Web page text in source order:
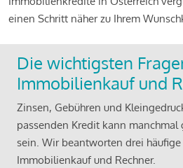
einen Schritt näher zu Ihrem
Die wichtigsten
Immobilienkauf und
Zinsen, Gebühren und
passenden Kredit kann
sein. Wir beantworten drei
Immobilienkauf und Rechner.